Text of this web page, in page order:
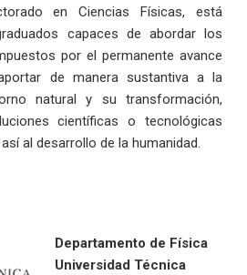
en Ciencias Físicas, está
capaces de abordar los
por el permanente avance
de manera sustantiva a la
natural y su transformación,
científicas o tecnológicas
al desarrollo de la humanidad.
Departamento de Física
Universidad Técnica